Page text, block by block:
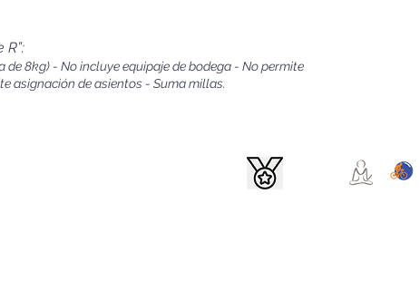
R”:
de 8kg) - No incluye equipaje de bodega - No permite
asignación de asientos - Suma millas.